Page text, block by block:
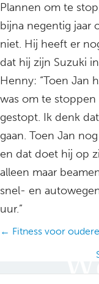
Plannen om te
bijna negentig jaar
niet. Hij heeft er
dat hij zijn Suzuki
Henny: “Toen Jan
was om te stoppen
gestopt. Ik denk
gaan. Toen Jan
en dat doet hij op
alleen maar
snel- en
uur.”
Posts
← Fitness voor